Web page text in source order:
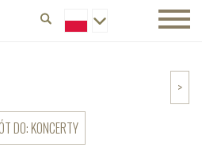
>
DO: KONCERTY